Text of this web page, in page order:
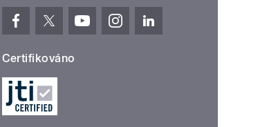
Certifikováno